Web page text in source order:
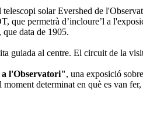
solar Evershed de
que permetrà d’incloure’l a
data de 1905.
guiada al centre. El circuit de la
l'Observatori", una exposició
determinat en què es van